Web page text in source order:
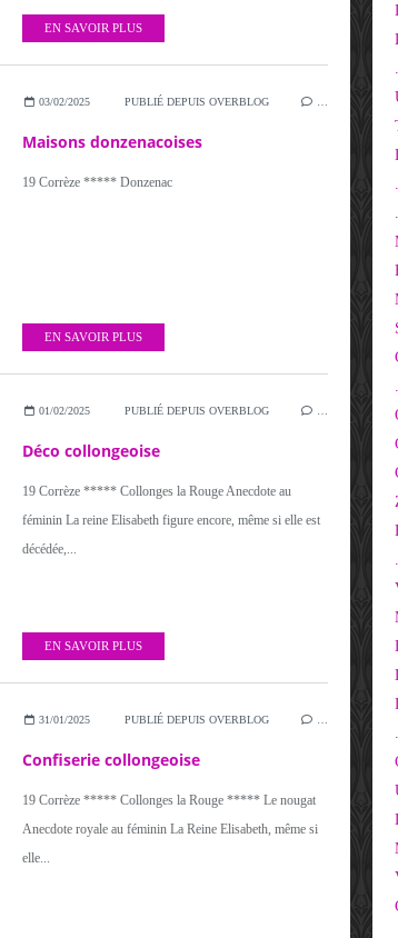
EN SAVOIR PLUS
03/02/2025 PUBLIÉ DEPUIS OVERBLOG
Maisons donzenacoises
19 Corrèze ***** Donzenac
EN SAVOIR PLUS
01/02/2025 PUBLIÉ DEPUIS OVERBLOG
Déco collongeoise
19 Corrèze ***** Collonges la Rouge Anecdote au
féminin La reine Elisabeth figure encore, même si elle est
décédée,...
EN SAVOIR PLUS
31/01/2025 PUBLIÉ DEPUIS OVERBLOG
Confiserie collongeoise
19 Corrèze ***** Collonges la Rouge ***** Le nougat
Anecdote royale au féminin La Reine Elisabeth, même si
elle...